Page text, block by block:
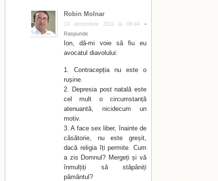
Robin Molnar
13 decembrie 2011 la 08:44 -
Raspunde
Ion, dă-mi voie să fiu eu
avocatul diavolului:
1. Contracepția nu este o
rușine.
2. Depresia post natală este
cel mult o circumstanță
atenuantă, nicidecum un
motiv.
3. A face sex liber, înainte de
căsătorie, nu este greșit,
dacă religia îți permite. Cum
a zis Domnul? Mergeți și vă
înmulțiți să stăpâniți
pământul?